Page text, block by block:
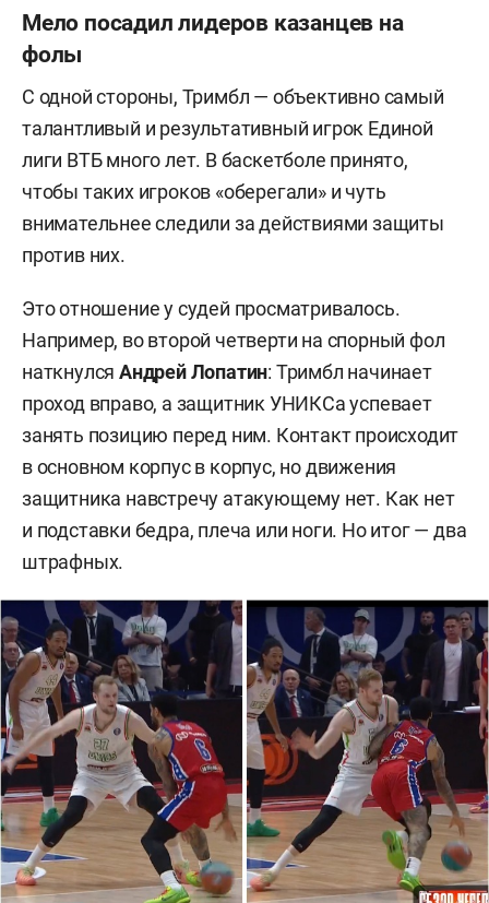
Мело посадил лидеров казанцев на
фолы
С одной стороны, Тримбл — объективно самый
талантливый и результативный игрок Единой
лиги ВТБ много лет. В баскетболе принято,
чтобы таких игроков «оберегали» и чуть
внимательнее следили за действиями защиты
против них.
Это отношение у судей просматривалось.
Например, во второй четверти на спорный фол
наткнулсяАндрейЛопатин: Тримбл начинает
проход вправо, а защитник УНИКСа успевает
занять позицию перед ним. Контакт происходит
в основном корпус в корпус, но движения
защитника навстречу атакующему нет. Как нет
и подставки бедра, плеча или ноги. Но итог — два
штрафных.